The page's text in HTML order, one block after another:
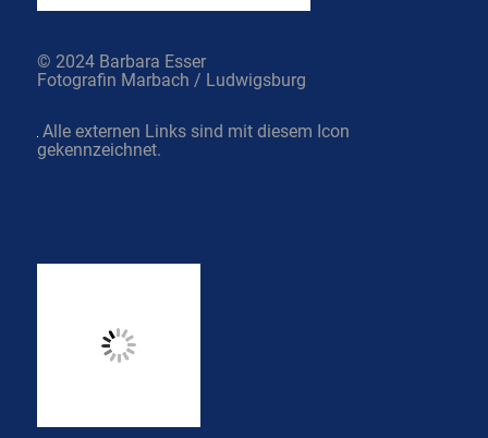
© 2024 Barbara Esser
Fotografin Marbach / Ludwigsburg
Alle externen Links sind mit diesem Icon
gekennzeichnet.